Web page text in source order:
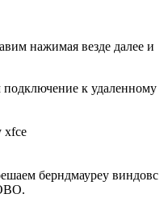
нажимая везде далее и
подключение к удаленному
xfce
берндмауреу виндовс